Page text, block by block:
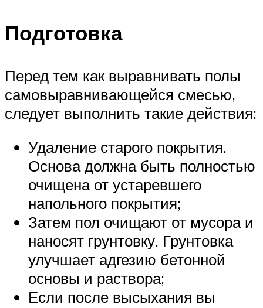
Подготовка
Перед тем как выравнивать полы
самовыравнивающейся смесью,
следует выполнить такие действия:
Удаление старого покрытия.
Основа должна быть полностью
очищена от устаревшего
напольного покрытия;
Затем пол очищают от мусора и
наносят грунтовку. Грунтовка
улучшает адгезию бетонной
основы и раствора;
Если после высыхания вы